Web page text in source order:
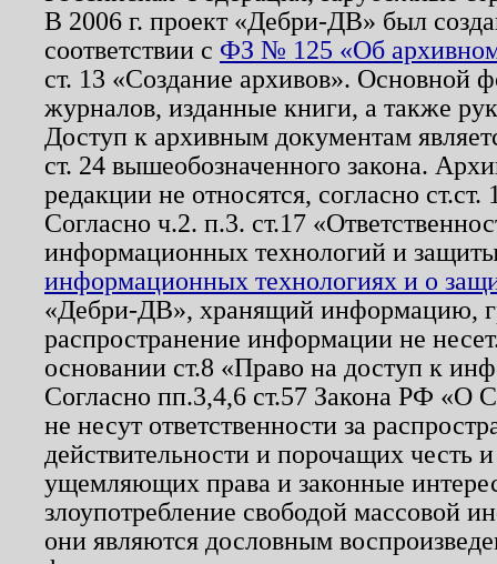
В 2006 г. проект «Дебри-ДВ» был
соответствии с ФЗ № 125 «Об
ст. 13 «Создание архивов». Основной
журналов, изданные книги, а также
Доступ к архивным документам
ст. 24 вышеобозначенного закона.
редакции не относятся, согласно
Согласно ч.2. п.3. ст.17
информационных технологий и
информационных технологиях и о
«Дебри-ДВ», хранящий информацию,
распространение информации не
основании ст.8 «Право на доступ к
Согласно пп.3,4,6 ст.57 Закона РФ «О
не несут ответственности за
действительности и порочащих честь
ущемляющих права и законные
злоупотребление свободой массовой
они являются дословным